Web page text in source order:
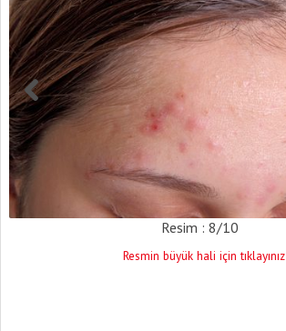
Resim : 8/10
Resmin büyük hali için tıklayınız